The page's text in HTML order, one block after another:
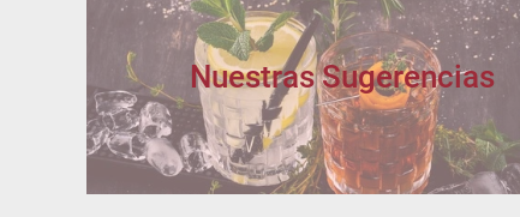
cantidad
Nuestras Sugerencias